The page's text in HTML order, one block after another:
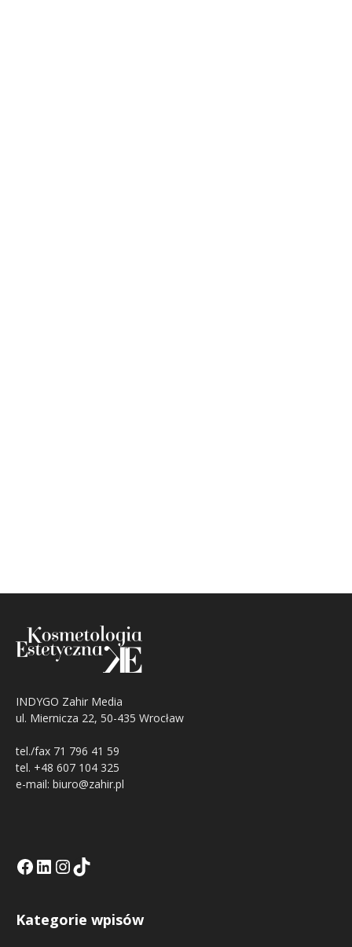
INDYGO Zahir Media
ul. Miernicza 22, 50-435 Wrocław
tel./fax 71 796 41 59
tel. +48 607 104 325
e-mail: biuro@zahir.pl
Facebook
LinkedIn
Tik Tok KEInstagramm KE
Kategorie wpisów